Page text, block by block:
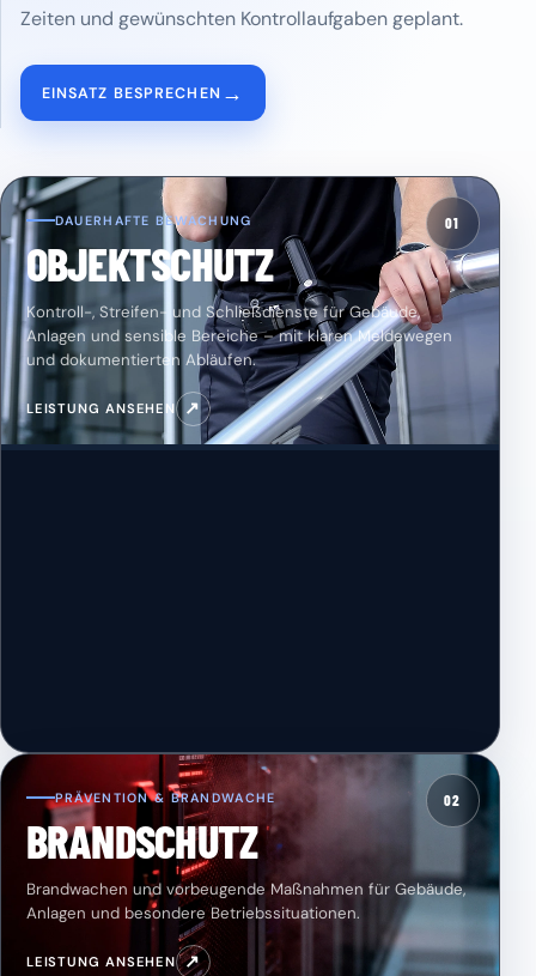
Zeiten und gewünschten Kontrollaufgaben geplant.
EINSATZ BESPRECHEN →
01
DAUERHAFTE BEWACHUNG
OBJEKTSCHUTZ
Kontroll-, Streifen- und Schließdienste für Gebäude,
Anlagen und sensible Bereiche – mit klaren Meldewegen
und dokumentierten Abläufen.
LEISTUNG ANSEHEN ↗
02
PRÄVENTION & BRANDWACHE
BRANDSCHUTZ
Brandwachen und vorbeugende Maßnahmen für Gebäude,
Anlagen und besondere Betriebssituationen.
LEISTUNG ANSEHEN ↗